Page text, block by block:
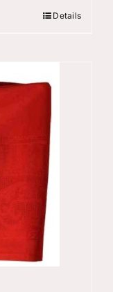
Details